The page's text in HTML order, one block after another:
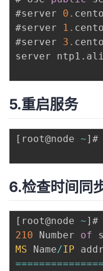
#server 0.
#server
1.
#server 3.
server ntp1 .
5.重启服务
[ root@node ~] #
6.检查时间同
[ root@node ~]
210 Number of
MS Name/IP
===============